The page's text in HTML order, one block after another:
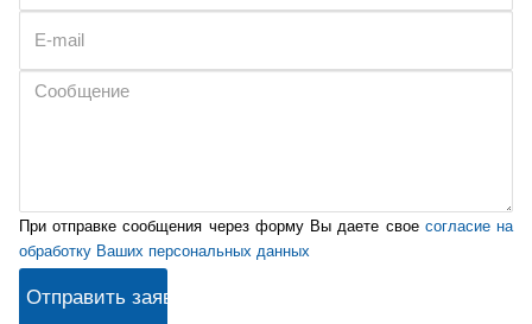
При отправке сообщения через форму Вы даете свое согласие на
обработку Ваших персональных данных